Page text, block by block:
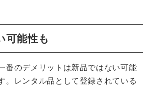
可能性も
番のデメリットは新品ではない可能
。レンタル品として登録されている